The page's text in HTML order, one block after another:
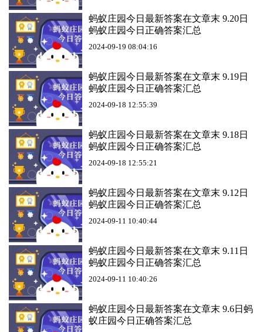
蚂蚁庄园今日最新答案在文章末 9.20日
蚂蚁庄园今日正确答案汇总
2024-09-19 08:04:16
蚂蚁庄园今日最新答案在文章末 9.19日
蚂蚁庄园今日正确答案汇总
2024-09-18 12:55:39
蚂蚁庄园今日最新答案在文章末 9.18日
蚂蚁庄园今日正确答案汇总
2024-09-18 12:55:21
蚂蚁庄园今日最新答案在文章末 9.12日
蚂蚁庄园今日正确答案汇总
2024-09-11 10:40:44
蚂蚁庄园今日最新答案在文章末 9.11日
蚂蚁庄园今日正确答案汇总
2024-09-11 10:40:26
蚂蚁庄园今日最新答案在文章末 9.6日蚂
蚁庄园今日正确答案汇总